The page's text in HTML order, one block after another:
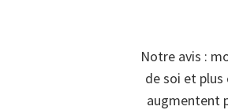
Notre avis :
de soi et
augmentent